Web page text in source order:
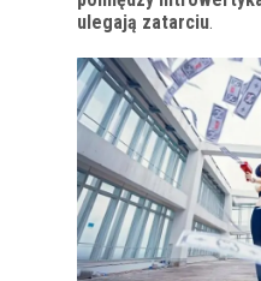
ulegają zatarciu.